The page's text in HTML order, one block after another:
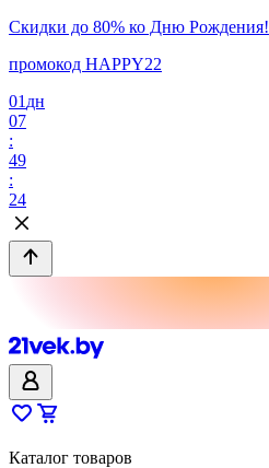
Скидки до 80% ко Дню Рождения!
промокод HAPPY22
01 дн
07
:
49
:
24
Каталог товаров